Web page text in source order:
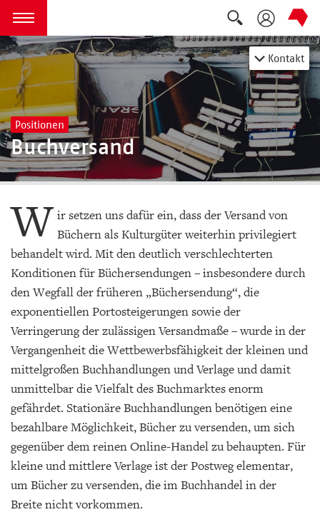
zum Inhalt springen
Menü öffnen
Suche
Kontakt
Positionen
Buchversand
W ir setzen uns dafür ein, dass der Versand von
Büchern als Kulturgüter weiterhin privilegiert
behandelt wird. Mit den deutlich verschlechterten
Konditionen für Büchersendungen – insbesondere durch
den Wegfall der früheren „Büchersendung“, die
exponentiellen Portosteigerungen sowie der
Verringerung der zulässigen Versandmaße – wurde in der
Vergangenheit die Wettbewerbsfähigkeit der kleinen und
mittelgroßen Buchhandlungen und Verlage und damit
unmittelbar die Vielfalt des Buchmarktes enorm
gefährdet. Stationäre Buchhandlungen benötigen eine
bezahlbare Möglichkeit, Bücher zu versenden, um sich
gegenüber dem reinen Online-Handel zu behaupten. Für
kleine und mittlere Verlage ist der Postweg elementar,
um Bücher zu versenden, die im Buchhandel in der
Breite nicht vorkommen.